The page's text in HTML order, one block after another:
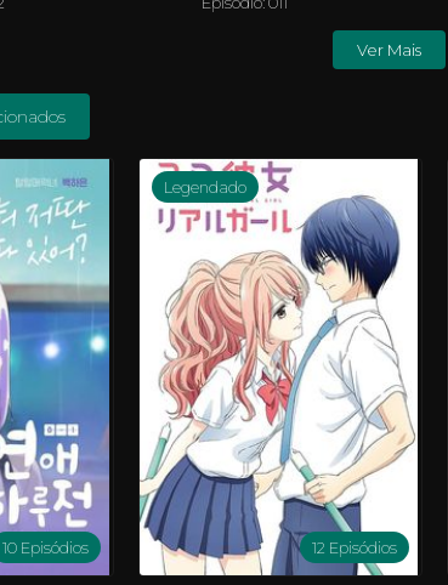
Ver Mais
10 Episódios
Legendado
12 Episódios